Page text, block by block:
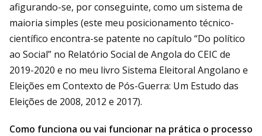
afigurando-se, por conseguinte, como um sistema de
maioria simples (este meu posicionamento técnico-
científico encontra-se patente no capítulo “Do político
ao Social” no Relatório Social de Angola do CEIC de
2019-2020 e no meu livro Sistema Eleitoral Angolano e
Eleições em Contexto de Pós-Guerra: Um Estudo das
Eleições de 2008, 2012 e 2017).
Como funciona ou vai funcionar na prática o processo